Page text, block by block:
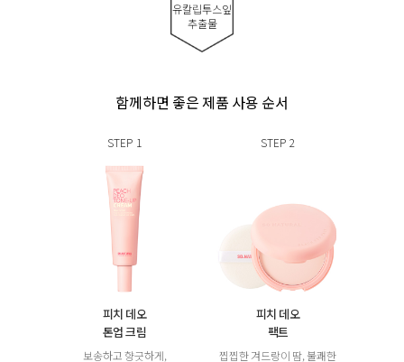
유칼립투스잎
추출물
함께하면 좋은 제품 사용 순서
STEP 1
피치 데오
톤업 크림
보송하고 향긋하게,
STEP 2
피치 데오
팩트
찝찝한 겨드랑이 땀, 불쾌한